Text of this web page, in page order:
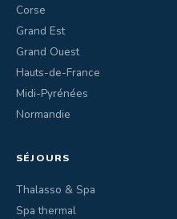
Corse
Grand Est
Grand Ouest
Hauts-de-France
Midi-Pyrénées
Normandie
SÉJOURS
Thalasso & Spa
Spa thermal